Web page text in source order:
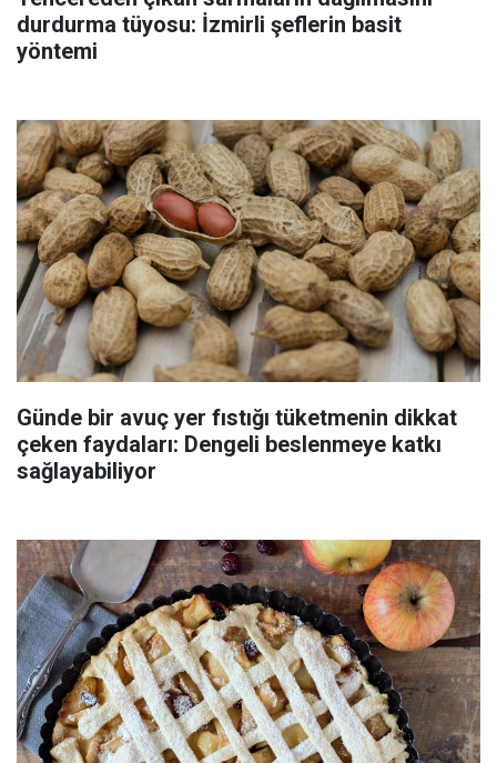
durdurma tüyosu: İzmirli şeflerin basit
yöntemi
Günde bir avuç yer fıstığı tüketmenin dikkat
çeken faydaları: Dengeli beslenmeye katkı
sağlayabiliyor